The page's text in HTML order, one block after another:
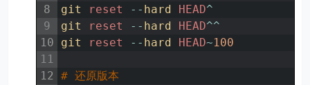
8
9
10
11
12
git reset -- hard HEAD^
git reset -- hard HEAD^^
git reset -- hard HEAD~100
# 还原版本